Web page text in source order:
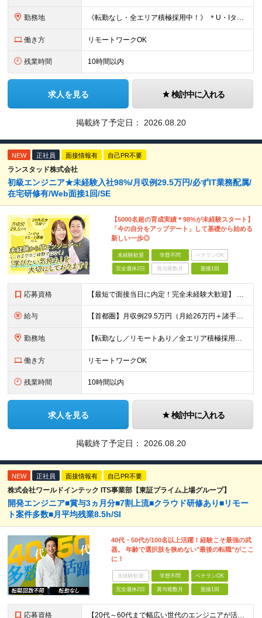
勤務地 《転勤なし・全エリア積極採用中！》 ＊U・Iターンも歓迎 ＊研修はオンライン実施 ★勤務エリアは下記よりお選びいただけます★ 【首都圏】東京・神奈川・千葉・埼玉 【東海】愛知 【関西】大阪、京都、兵庫
働き方 リモートワークOK
残業時間 10時間以内
求人を見る 検討中に入れる
掲載終了予定日： 2026.08.20
NEW 正社員 面接情報有 自己PR不要
ランスタッド株式会社
初級エンジニア★未経験入社98%/月収例29.5万円/必ずIT業務配属/
在宅研修有/Web面接1回/SE
【5000名超の育成実績＊98%が未経験スタート】
「今の自分をアップデート」して基礎から始める
新しい一歩◎
未経験歓迎 学歴不問 ベテランOK
完全週休2日 賞与複数月 面接1回
応募資格 【最短で面接当日に内定！完全未経験大歓迎】 ・業種／職種未経験歓迎 ・社会人デビュー、第二新卒、既卒者大歓迎 ・学歴不問（文系、理系不問） ・20代～30代、男女問わず活躍中 ・服装、髪色自由 ・明確
給与 【首都圏】月収例29.5万円（月給26万円＋諸手当） 【東海・関西】月収例28.5万円（月給25万円＋諸手当） 【九州】月収例26万円（月給23万円＋諸手当） ※経験・スキル・前職給与を踏まえ、総合
勤務地 【転勤なし／リモートあり／全エリア積極採用】 ・大手企業のプロジェクト中心 ・勤務エリアや配属先は希望を考慮 ・研修はリモートメインで実施 ・UIターン歓迎 ＜主なエリア＞ ■首都圏…東京・神奈川・
働き方 リモートワークOK
残業時間 10時間以内
求人を見る 検討中に入れる
掲載終了予定日： 2026.08.20
NEW 正社員 面接情報有 自己PR不要
株式会社ワールドインテック ITS事業部【東証プライム上場グループ】
開発エンジニア■賞与3ヵ月分■7割上流■クラウド研修あり■リモー
ト案件多数■月平均残業8.5h/SI
40代・50代が100名以上活躍！経験こそ最強の武
器。 年齢で選択肢を狭めない"最後の転職"がここ
に！
未経験歓迎 学歴不問 ベテランOK
完全週休2日 賞与複数月 面接1回
応募資格 【20代～60代まで幅広い世代のエンジニアが活躍してます】 ■学歴不問 ■転職回数不問 ■開発経験（年数不問）をお持ちの方